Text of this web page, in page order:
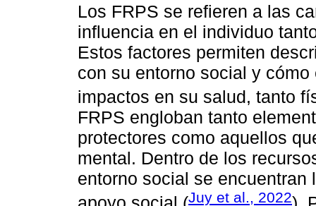
Los FRPS se refieren a las
influencia en el individuo
Estos factores permiten
con su entorno social y
impactos en su salud, tanto
FRPS engloban tanto
protectores como aquellos
mental. Dentro de los
entorno social se
Juy et al., 2022